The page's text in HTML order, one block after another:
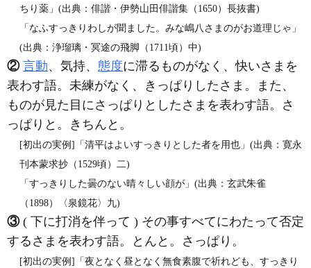
ちり薬」(出典：俳諧・伊勢山田俳諧集（1650）長抜書)
「なふすっきりわしが聞ました。みな嶋八さまのがお道理じゃ」
(出典：浄瑠璃・冥途の飛脚（1711頃）中)
② 言動、気持、 態度に滞るものがなく、快いさまを
表わす語。未練がなく、きっぱりしたさま。また、
ものが見た目にさっぱりとしたさまを表わす語。さ
っぱりと。きちんと。
[初出の実例]「清平はよいすっきりとした者を用也」(出典：寛永
刊本蒙求抄（1529頃）二)
「すっきりした曇のない晴々しい顔が」(出典：玄武朱雀
（1898）〈泉鏡花〉九)
③( 下に打消を伴って ) その事すべてにわたって否定
するさまを表わす語。とんと。さっぱり。
[初出の実例]「夜となく昼となく無食素腹で祈れども、すっきり